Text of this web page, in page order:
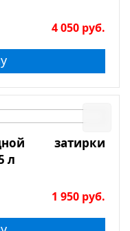
4 050 руб.
затирки
л
1 950 руб.